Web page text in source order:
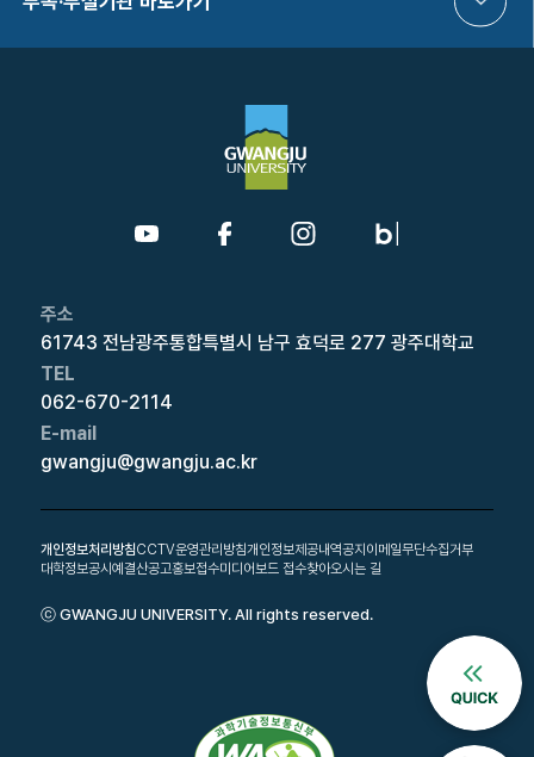
주소
61743 전남광주통합특별시 남구 효덕로 277 광주대학교
TEL
062-670-2114
E-mail
gwangju@gwangju.ac.kr
개인정보처리방침CCTV운영관리방침개인정보제공내역공지 이메일무단수집거부
대학정보공시예결산공고홍보접수미디어보드 접수찾아오시는 길
ⓒ GWANGJU UNIVERSITY. All rights reserved.